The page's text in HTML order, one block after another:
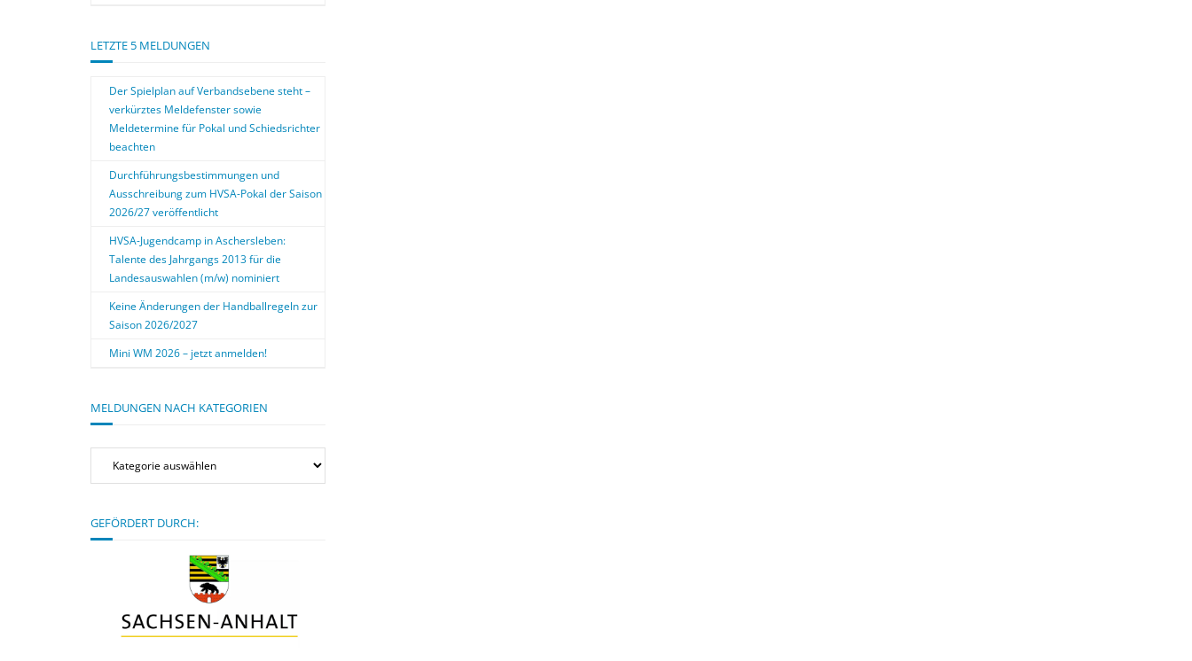
LETZTE 5 MELDUNGEN
Der Spielplan auf Verbandsebene steht –
verkürztes Meldefenster sowie
Meldetermine für Pokal und Schiedsrichter
beachten
Durchführungsbestimmungen und
Ausschreibung zum HVSA-Pokal der Saison
2026/27 veröffentlicht
HVSA-Jugendcamp in Aschersleben:
Talente des Jahrgangs 2013 für die
Landesauswahlen (m/w) nominiert
Keine Änderungen der Handballregeln zur
Saison 2026/2027
Mini WM 2026 – jetzt anmelden!
MELDUNGEN NACH KATEGORIEN
Meldungen
Kategorien
GEFÖRDERT DURCH: